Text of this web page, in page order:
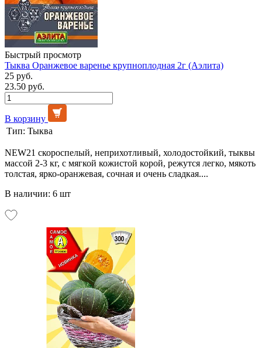
Быстрый просмотр
Тыква Оранжевое варенье крупноплодная 2г (Аэлита)
25 руб.
23.50 руб.
В корзину
Тип: Тыква
NEW21 скороспелый, неприхотливый, холодостойкий, тыквы
массой 2-3 кг, с мягкой кожистой корой, режутся легко, мякоть
толстая, ярко-оранжевая, сочная и очень сладкая....
В наличии: 6 шт